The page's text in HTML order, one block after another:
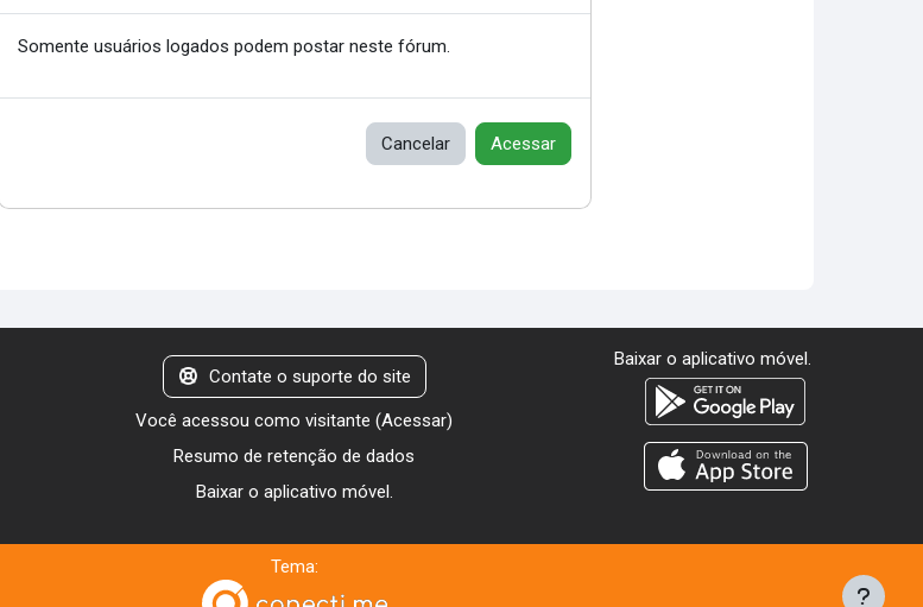
Somente usuários logados podem postar neste fórum.
Cancelar Acessar
Contate o suporte do site
Você acessou como visitante (Acessar)
Resumo de retenção de dados
Baixar o aplicativo móvel.
Baixar o aplicativo móvel.
Tema: